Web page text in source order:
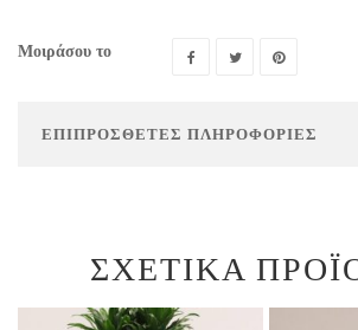
Μοιράσου το
ΕΠΙΠΡΌΣΘΕΤΕΣ ΠΛΗΡΟΦΟΡΊΕΣ
ΣΧΕΤΙΚΆ